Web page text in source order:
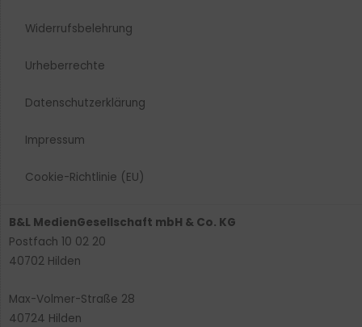
Widerrufsbelehrung
Urheberrechte​
Datenschutzerklärung
Impressum
Cookie-Richtlinie (EU)
B&L MedienGesellschaft mbH & Co. KG
Postfach 10 02 20
40702 Hilden
Max-Volmer-Straße 28
40724 Hilden